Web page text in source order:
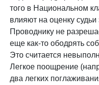
того в Национальном
влияют на оценку
Проводнику не
еще как-то ободрять
Это считается
Легкое поощрение
два легких